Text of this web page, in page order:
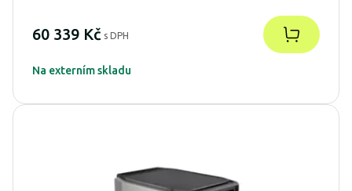
60 339 Kč s DPH
Na externím skladu